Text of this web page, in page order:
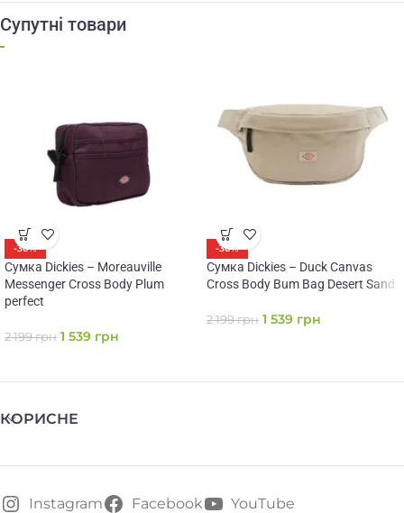
Супутні товари
-30%
Сумка Dickies – Moreauville
Messenger Cross Body Plum
perfect
2 199грн 1 539 грн
-30%
Сумка Dickies – Duck Canvas
Cross Body Bum Bag Desert Sand
2 199грн 1 539 грн
КОРИСНЕ
Instagram Facebook YouTube